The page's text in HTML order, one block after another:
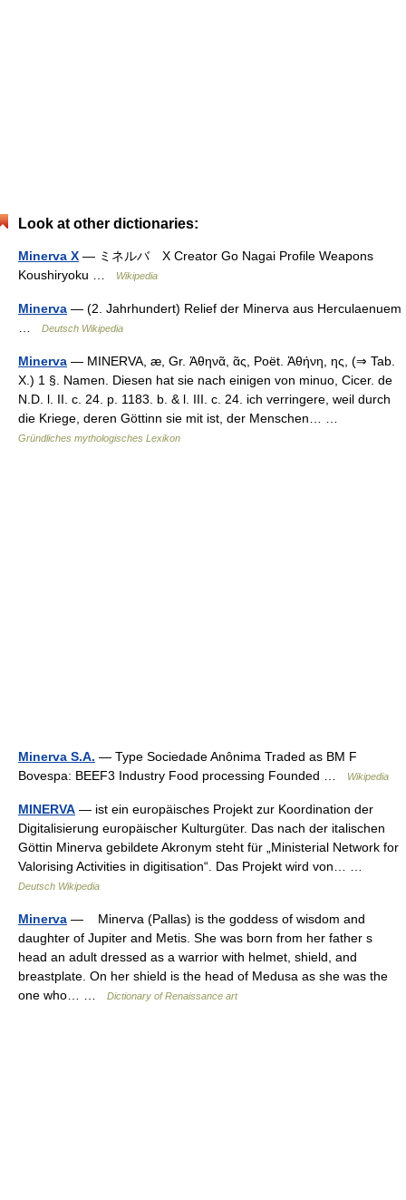
Look at other dictionaries:
Minerva X — ミネルバ X Creator Go Nagai Profile Weapons
Koushiryoku …
Wikipedia
Minerva — (2. Jahrhundert) Relief der Minerva aus Herculaenuem
Deutsch Wikipedia
Minerva — MINERVA, æ, Gr. Ἀθηνᾶ, ᾶς, Poët. Ἀθήνη, ης, (⇒ Tab.
X.) 1 §. Namen. Diesen hat sie nach einigen von minuo, Cicer. de
N.D. l. II. c. 24. p. 1183. b. & l. III. c. 24. ich verringere, weil durch
die Kriege, deren Göttinn sie mit ist, der Menschen… …
Gründliches mythologisches Lexikon
Minerva S.A. — Type Sociedade Anônima Traded as BM F
Bovespa: BEEF3 Industry Food processing Founded …
Wikipedia
MINERVA — ist ein europäisches Projekt zur Koordination der
Digitalisierung europäischer Kulturgüter. Das nach der italischen
Göttin Minerva gebildete Akronym steht für „Ministerial Network for
Valorising Activities in digitisation“. Das Projekt wird von… …
Deutsch Wikipedia
Minerva — Minerva (Pallas) is the goddess of wisdom and
daughter of Jupiter and Metis. She was born from her father s
head an adult dressed as a warrior with helmet, shield, and
breastplate. On her shield is the head of Medusa as she was the
one who… …
Dictionary of Renaissance art